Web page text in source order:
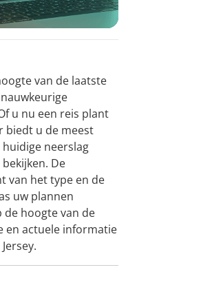
van de laatste
u nu een reis plant
biedt u de meest
neerslag
De
van het type en de
uw plannen
de hoogte van de
en actuele informatie